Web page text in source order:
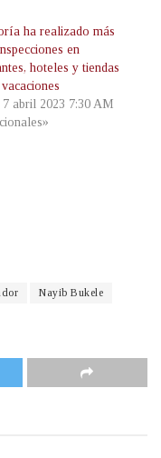
ha realizado más
en
hoteles y tiendas
7 abril 2023 7:30 AM
Nayib Bukele